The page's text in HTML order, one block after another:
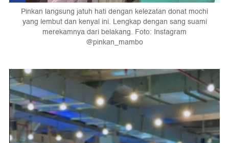
Pinkan langsung jatuh hati dengan kelezatan donat mochi
yang lembut dan kenyal ini. Lengkap dengan sang suami
merekamnya dari belakang. Foto: Instagram
@pinkan_mambo